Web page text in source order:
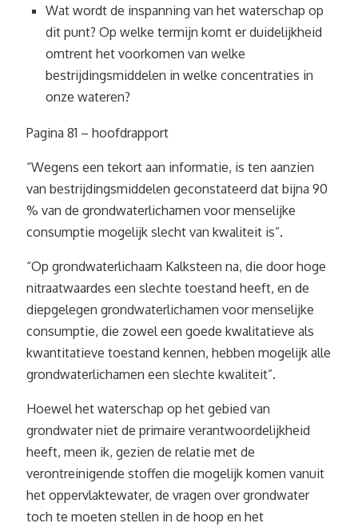
Wat wordt de inspanning van het waterschap op
dit punt? Op welke termijn komt er duidelijkheid
omtrent het voorkomen van welke
bestrijdingsmiddelen in welke concentraties in
onze wateren?
Pagina 81 – hoofdrapport
“Wegens een tekort aan informatie, is ten aanzien
van bestrijdingsmiddelen geconstateerd dat bijna 90
% van de grondwaterlichamen voor menselijke
consumptie mogelijk slecht van kwaliteit is”.
“Op grondwaterlichaam Kalksteen na, die door hoge
nitraatwaardes een slechte toestand heeft, en de
diepgelegen grondwaterlichamen voor menselijke
consumptie, die zowel een goede kwalitatieve als
kwantitatieve toestand kennen, hebben mogelijk alle
grondwaterlichamen een slechte kwaliteit”.
Hoewel het waterschap op het gebied van
grondwater niet de primaire verantwoordelijkheid
heeft, meen ik, gezien de relatie met de
verontreinigende stoffen die mogelijk komen vanuit
het oppervlaktewater, de vragen over grondwater
toch te moeten stellen in de hoop en het